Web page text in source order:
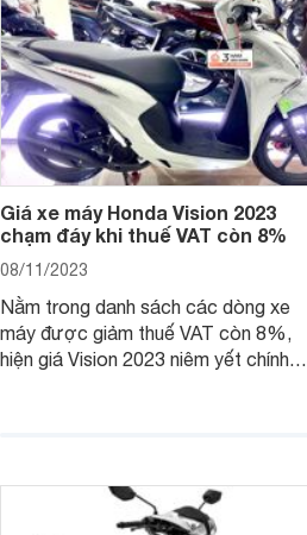
Giá xe máy Honda Vision 2023
chạm đáy khi thuế VAT còn 8%
08/11/2023
Nằm trong danh sách các dòng xe
máy được giảm thuế VAT còn 8%,
hiện giá Vision 2023 niêm yết chính